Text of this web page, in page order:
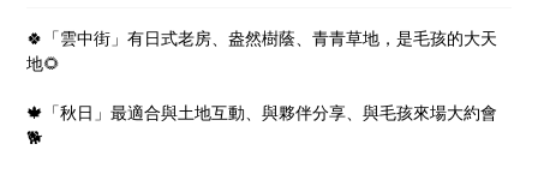
🍀「雲中街」有日式老房、盎然樹蔭、青青草地，是毛孩的大天
地🌻
🍁「秋日」最適合與土地互動、與夥伴分享、與毛孩來場大約會
🐕